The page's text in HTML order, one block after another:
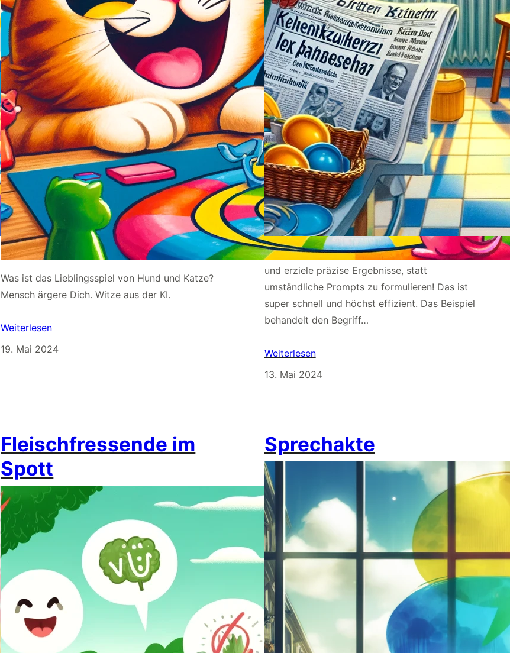
Was ist das Lieblingsspiel von Hund und Katze?
Mensch ärgere Dich. Witze aus der KI.
Weiterlesen
19. Mai 2024
Mit klaren Wikipedia-Definitionen spare ich Zeit
und erziele präzise Ergebnisse, statt
umständliche Prompts zu formulieren! Das ist
super schnell und höchst effizient. Das Beispiel
behandelt den Begriff…
Weiterlesen
13. Mai 2024
Fleischfressende im
Spott
Sprechakte